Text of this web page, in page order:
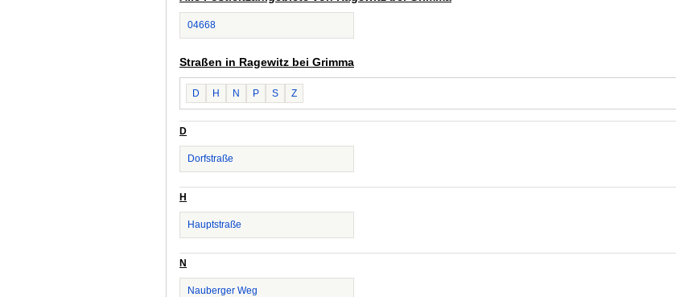
04668
Straßen in Ragewitz bei Grimma
D H N P S Z
D
Dorfstraße
H
Hauptstraße
N
Nauberger Weg